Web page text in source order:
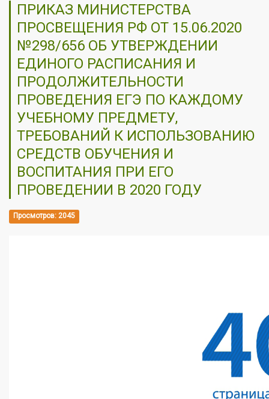
ПРИКАЗ МИНИСТЕРСТВА
ПРОСВЕЩЕНИЯ РФ ОТ 15.06.2020
№298/656 ОБ УТВЕРЖДЕНИИ
ЕДИНОГО РАСПИСАНИЯ И
ПРОДОЛЖИТЕЛЬНОСТИ
ПРОВЕДЕНИЯ ЕГЭ ПО КАЖДОМУ
УЧЕБНОМУ ПРЕДМЕТУ,
ТРЕБОВАНИЙ К ИСПОЛЬЗОВАНИЮ
СРЕДСТВ ОБУЧЕНИЯ И
ВОСПИТАНИЯ ПРИ ЕГО
ПРОВЕДЕНИИ В 2020 ГОДУ
Просмотров: 2045